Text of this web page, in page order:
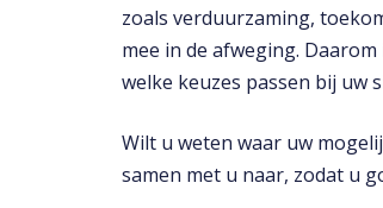
zoals verduurzaming,
mee in de afweging.
welke keuzes passen bij uw
Wilt u weten waar uw
samen met u naar, zodat u